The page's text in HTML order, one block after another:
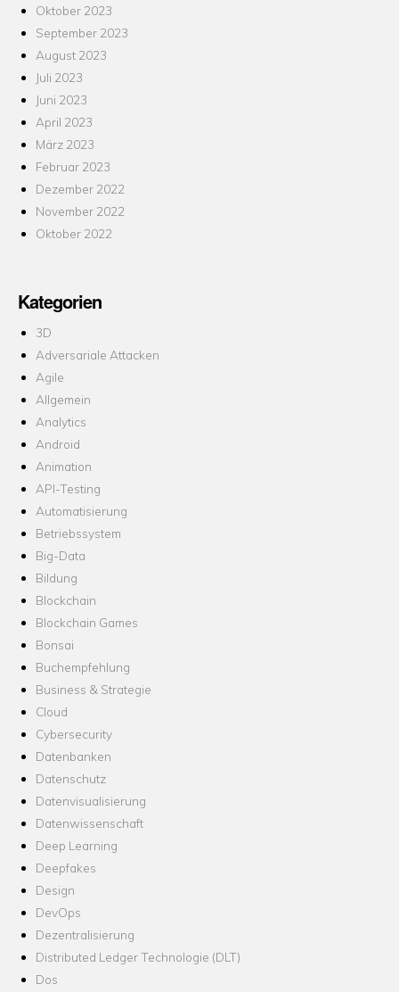
Oktober 2023
September 2023
August 2023
Juli 2023
Juni 2023
April 2023
März 2023
Februar 2023
Dezember 2022
November 2022
Oktober 2022
Kategorien
3D
Adversariale Attacken
Agile
Allgemein
Analytics
Android
Animation
API-Testing
Automatisierung
Betriebssystem
Big-Data
Bildung
Blockchain
Blockchain Games
Bonsai
Buchempfehlung
Business & Strategie
Cloud
Cybersecurity
Datenbanken
Datenschutz
Datenvisualisierung
Datenwissenschaft
Deep Learning
Deepfakes
Design
DevOps
Dezentralisierung
Distributed Ledger Technologie (DLT)
Dos